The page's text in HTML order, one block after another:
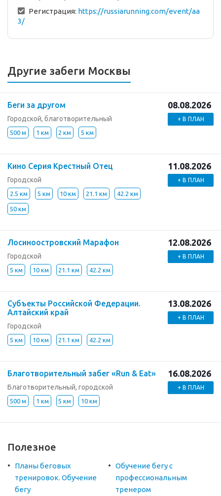
Регистрация: https://russiarunning.com/event/aa
3/
Другие забеги Москвы
Беги за другом
Городской, благотворительный
500 м 1 км 2 км 5 км
08.08.2026
+ В ПЛАН
Кино Серия Крестный Отец
Городской
2.5 км 5 км 10 км 21.1 км 42.2 км
50 км
11.08.2026
+ В ПЛАН
Лосиноостровский Марафон
Городской
5 км 10 км 21.1 км 42.2 км
12.08.2026
+ В ПЛАН
Субъекты Российской Федерации.
Алтайский край
Городской
5 км 10 км 21.1 км 42.2 км
13.08.2026
+ В ПЛАН
Благотворительный забег «Run & Eat»
Благотворительный, городской
500 м 1 км 5 км 10 км
16.08.2026
+ В ПЛАН
Полезное
Планы беговых
тренировок. Обучение
бегу
Обучение бегу с
профессиональным
тренером